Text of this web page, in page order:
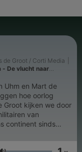
de Groot / Corti Media
Uhm en Mart de
hoe oorlog
Groot kijken we door
van
continent sinds